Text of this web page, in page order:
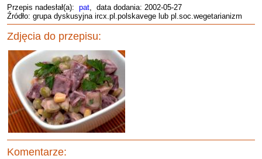
Przepis nadesłał(a): pat, data dodania: 2002-05-27
Źródło: grupa dyskusyjna ircx.pl.polskavege lub pl.soc.wegetarianizm
Zdjęcia do przepisu:
Komentarze: